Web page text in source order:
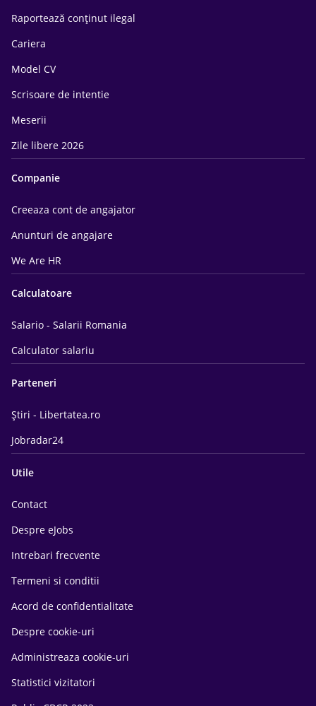
Raportează conținut ilegal
Cariera
Model CV
Scrisoare de intentie
Meserii
Zile libere 2026
Companie
Creeaza cont de angajator
Anunturi de angajare
We Are HR
Calculatoare
Salario - Salarii Romania
Calculator salariu
Parteneri
Știri - Libertatea.ro
Jobradar24
Utile
Contact
Despre eJobs
Intrebari frecvente
Termeni si conditii
Acord de confidentialitate
Despre cookie-uri
Administreaza cookie-uri
Statistici vizitatori